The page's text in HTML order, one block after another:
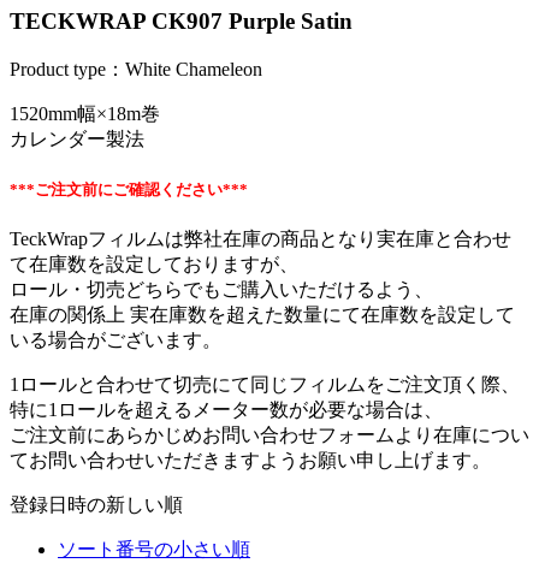
TECKWRAP CK907 Purple Satin
Product type：White Chameleon
1520mm幅×18m巻
カレンダー製法
***ご注文前にご確認ください***
TeckWrapフィルムは弊社在庫の商品となり実在庫と合わせ
て在庫数を設定しておりますが、
ロール・切売どちらでもご購入いただけるよう、
在庫の関係上 実在庫数を超えた数量にて在庫数を設定して
いる場合がございます。
1ロールと合わせて切売にて同じフィルムをご注文頂く際、
特に1ロールを超えるメーター数が必要な場合は、
ご注文前にあらかじめお問い合わせフォームより在庫につい
てお問い合わせいただきますようお願い申し上げます。
登録日時の新しい順
ソート番号の小さい順